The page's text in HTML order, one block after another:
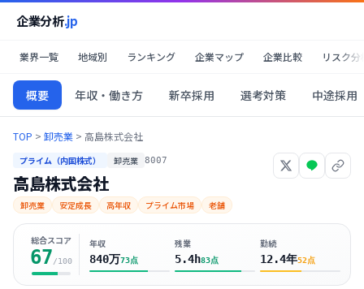
企業分析.jp
業界一覧 地域別 ランキング 企業マップ 企業比較 リスク分
概要 年収・働き方 新卒採用 選考対策 中途採用
TOP > 卸売業 > 高島株式会社
プライム（内国株式） 卸売業 8007
高島株式会社
卸売業 安定成長 高年収 プライム市場 老舗
総合スコア
67/100
年収
840万73点
残業
5.4h83点
勤続
12.4年52点